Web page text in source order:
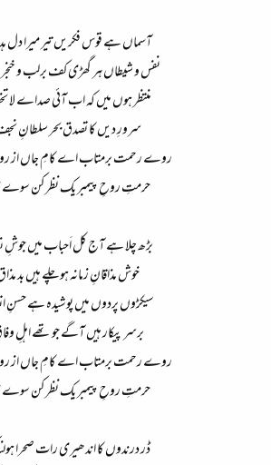
آسماں ہے قوس فکریں تیر میرا
نفس و شیطاں ہر گھڑی کف برلب و
منتظر ہوں میں کہ اب آئی صداے
سرورِ دیں کا تصدق بحر سلطانِ
روے رحمت برمتاب اے کامِ جاں
حرمتِ روحِ پیمبر یک نظر کن
بڑھ چلا ہے آج کل اَحباب میں جوشِ
خوش مذاقانِ زمانہ ہو چلے ہیں بد
سیکڑوں پردوں میں پوشیدہ ہے حسنِ
برسر پیکار ہیں آگے جو تھے اہلِ
روے رحمت برمتاب اے کامِ جاں
حرمتِ روحِ پیمبر یک نظر کن
ڈر درندوں کا اندھیری رات صحرا